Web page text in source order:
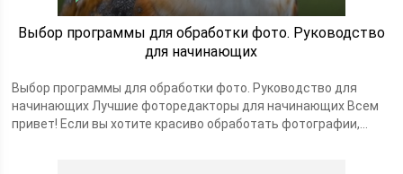
Выбор программы для обработки фото. Руководство
для начинающих
Выбор программы для обработки фото. Руководство для
начинающих Лучшие фоторедакторы для начинающих Всем
привет! Если вы хотите красиво обработать фотографии,...